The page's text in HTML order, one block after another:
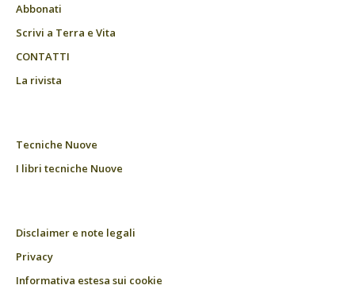
Abbonati
Scrivi a Terra e Vita
CONTATTI
La rivista
Tecniche Nuove
I libri tecniche Nuove
Disclaimer e note legali
Privacy
Informativa estesa sui cookie